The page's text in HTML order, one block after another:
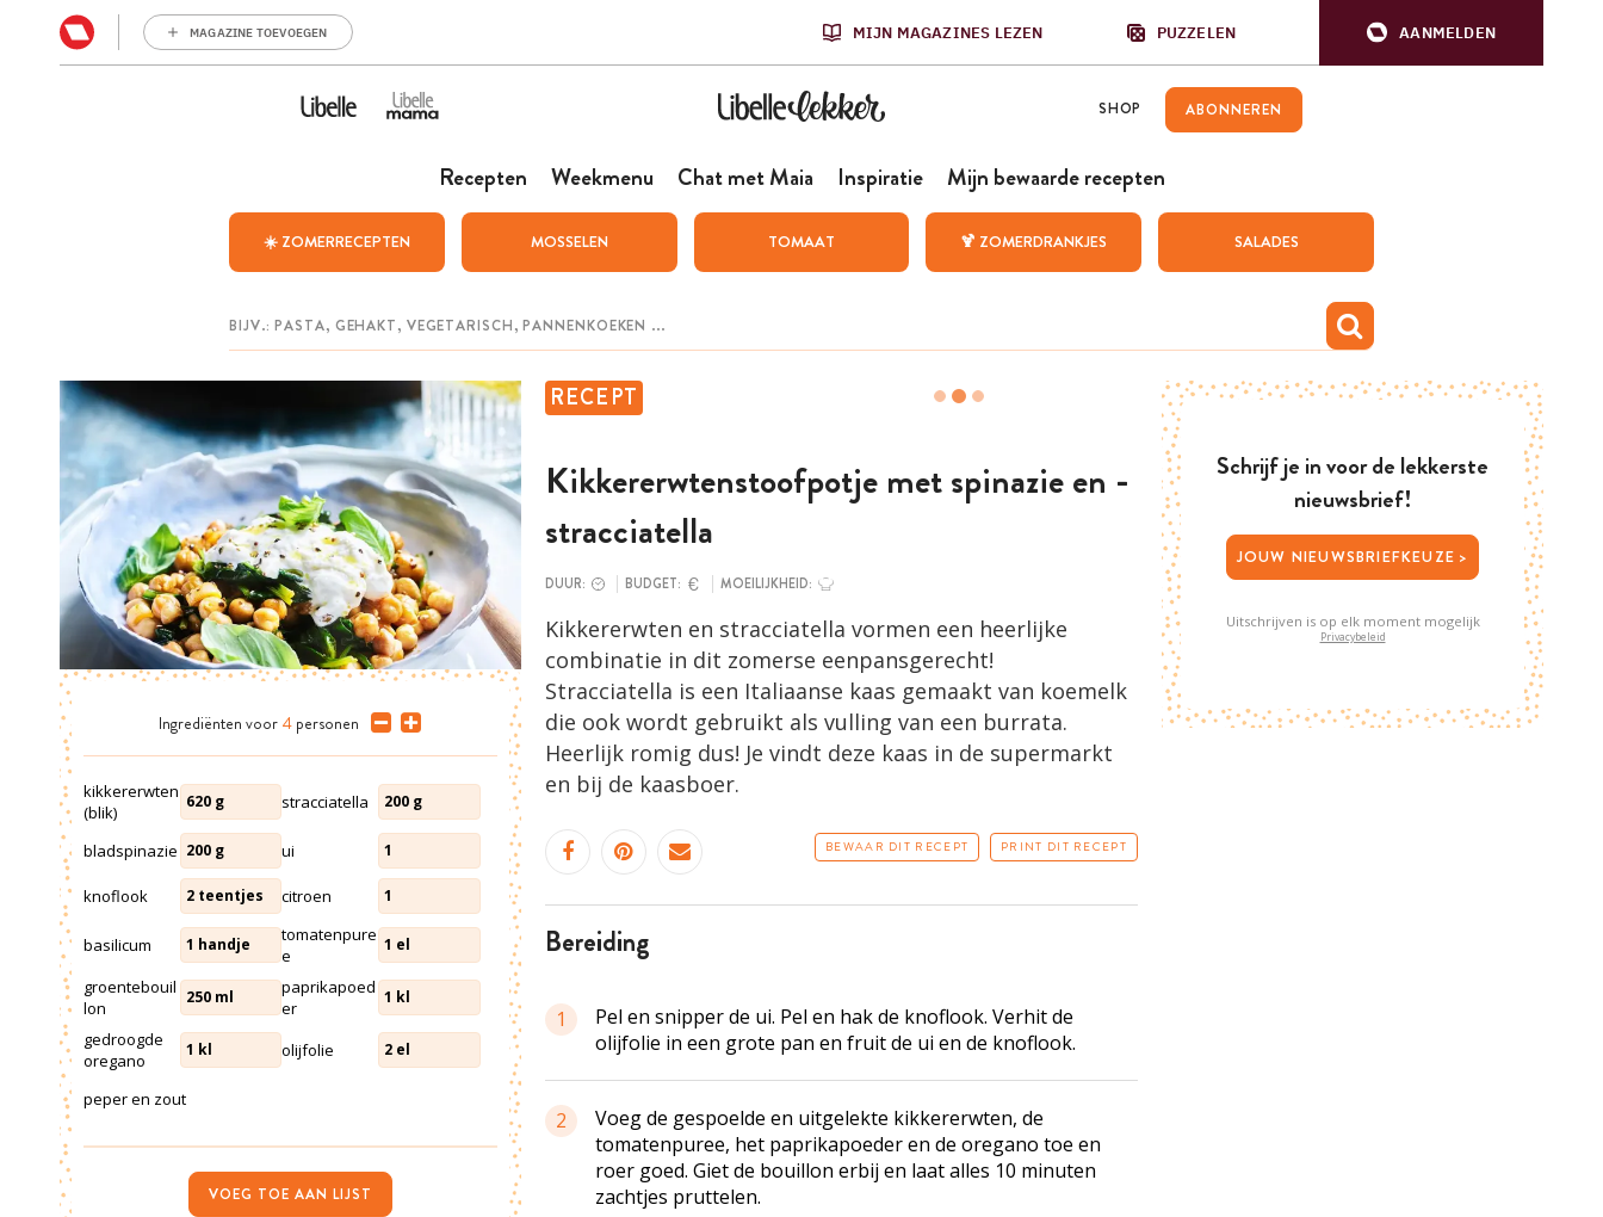
MAGAZINE TOEVOEGEN MIJN MAGAZINES LEZEN PUZZELEN AANMELDEN
SHOP ABONNEREN
Recepten Weekmenu Chat met Maia Inspiratie Mijn bewaarde recepten
☀️ ZOMERRECEPTEN MOSSELEN TOMAAT 🍹 ZOMERDRANKJES SALADES
RECEPT
Kikkererwten­stoofpotje met ­spinazie en ­
stracciatella
DUUR: BUDGET: MOEILIJKHEID:
Kikkererwten en stracciatella vormen een heerlijke
combinatie in dit zomerse eenpansgerecht!
Stracciatella is een Italiaanse kaas gemaakt van koemelk
die ook wordt gebruikt als vulling van een burrata.
Heerlijk romig dus! Je vindt deze kaas in de supermarkt
en bij de kaasboer.
BEWAAR DIT RECEPT PRINT DIT RECEPT
bereiding
1
Pel en snipper de ui. Pel en hak de knoflook. Verhit de
olijfolie in een grote pan en fruit de ui en de knoflook.
2
Voeg de gespoelde en uitgelekte kikkererwten, de
tomatenpuree, het paprikapoeder en de oregano toe en
roer goed. Giet de bouillon erbij en laat alles 10 minuten
zachtjes pruttelen.
Ingrediënten voor 4 personen
kikkererwten
(blik)
620 g stracciatella 200 g
bladspinazie 200 g ui 1
knoflook 2 teentjes citroen 1
basilicum 1 handje
tomatenpure
e
1 el
groentebouil
lon
250 ml
paprikapoed
er
1 kl
gedroogde
oregano
1 kl olijfolie 2 el
peper en zout
VOEG TOE AAN LIJST
Schrijf je in voor de lekkerste
nieuwsbrief!
JOUW NIEUWSBRIEFKEUZE >
Uitschrijven is op elk moment mogelijk
Privacybeleid